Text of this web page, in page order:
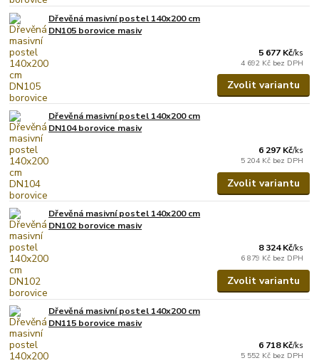
Dřevěná masivní postel 140x200 cm
DN105 borovice masiv
5 677 Kč/ks
4 692 Kč bez DPH
Zvolit variantu
Dřevěná masivní postel 140x200 cm
DN104 borovice masiv
6 297 Kč/ks
5 204 Kč bez DPH
Zvolit variantu
Dřevěná masivní postel 140x200 cm
DN102 borovice masiv
8 324 Kč/ks
6 879 Kč bez DPH
Zvolit variantu
Dřevěná masivní postel 140x200 cm
DN115 borovice masiv
6 718 Kč/ks
5 552 Kč bez DPH